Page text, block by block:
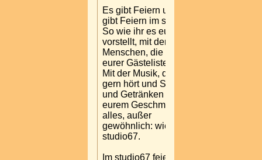
Es gibt Feiern und es
gibt Feiern im studio67.
So wie ihr es euch
vorstellt, mit den
Menschen, die ihr auf
eurer Gästeliste habt.
Mit der Musik, die ihr
gern hört und Speisen
und Getränken nach
eurem Geschmack. Also
alles, außer
gewöhnlich: wie das
studio67.
Im studio67 feiert ihr Tag